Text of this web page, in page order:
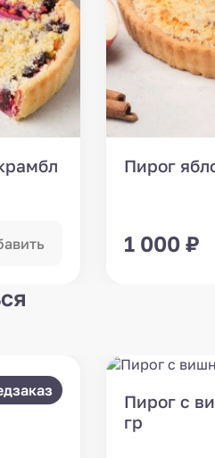
Пирог
1 000 ₽
Пирог с
гр